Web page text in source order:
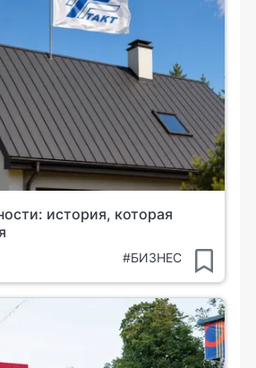
история, которая
#БИЗНЕС